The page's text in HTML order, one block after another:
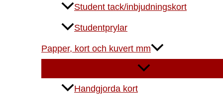
Student tack/inbjudningskort
Studentprylar
Papper, kort och kuvert mm
Handgjorda kort